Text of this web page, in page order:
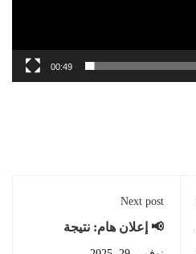
00:49
Next post
📢 إعلان هام: نتيجة